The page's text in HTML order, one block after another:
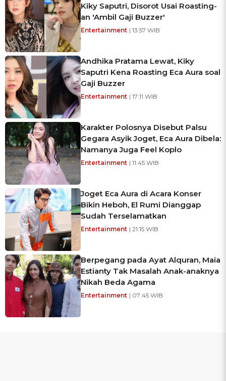
Kiky Saputri, Disorot Usai Roasting-
an 'Ambil Gaji Buzzer'
Entertainment | 13:57 WIB
Andhika Pratama Lewat, Kiky
Saputri Kena Roasting Eca Aura soal
Gaji Buzzer
Entertainment | 17:11 WIB
Karakter Polosnya Disebut Palsu
Gegara Asyik Joget, Eca Aura Dibela:
Namanya Juga Feel Koplo
Entertainment | 11:45 WIB
Joget Eca Aura di Acara Konser
Bikin Heboh, El Rumi Dianggap
Sudah Terselamatkan
Entertainment | 21:15 WIB
Berpegang pada Ayat Alquran, Maia
Estianty Tak Masalah Anak-anaknya
Nikah Beda Agama
Entertainment | 07:45 WIB